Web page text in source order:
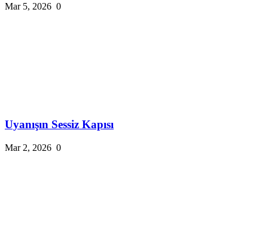
Mar 5, 2026 0
Uyanışın Sessiz Kapısı
Mar 2, 2026 0